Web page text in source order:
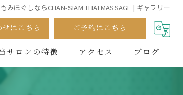
みほぐしならCHAN-SIAM THAI MASSAGE | ギャラリー
はこちら ご予約はこちら
サロンの特徴
身
アクセス ブログ